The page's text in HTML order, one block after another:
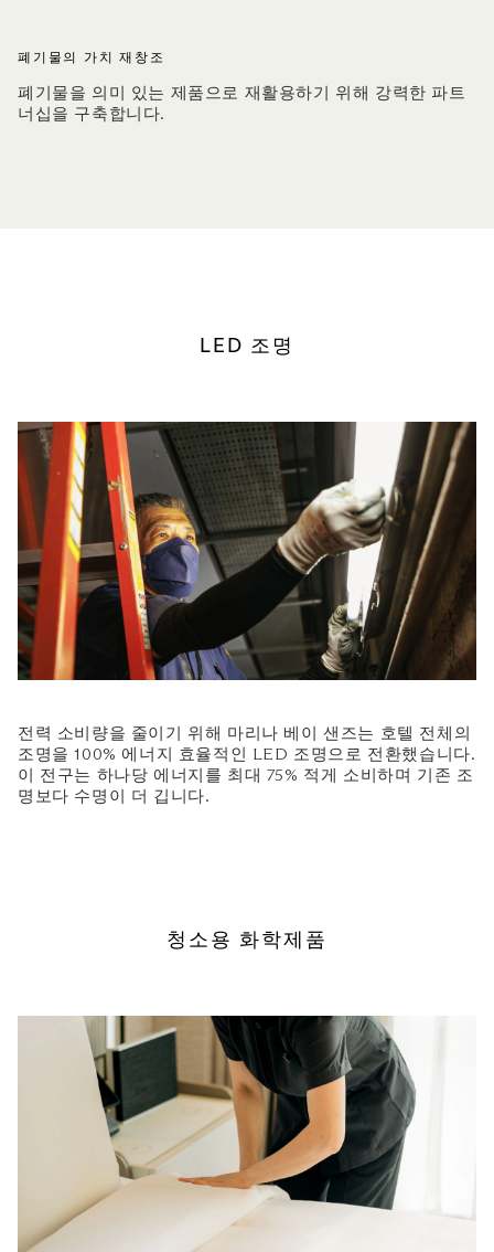
폐기물의 가치 재창조
폐기물을 의미 있는 제품으로 재활용하기 위해 강력한 파트
너십을 구축합니다.
LED 조명
전력 소비량을 줄이기 위해 마리나 베이 샌즈는 호텔 전체의
조명을 100% 에너지 효율적인 LED 조명으로 전환했습니다.
이 전구는 하나당 에너지를 최대 75% 적게 소비하며 기존 조
명보다 수명이 더 깁니다.
청소용 화학제품